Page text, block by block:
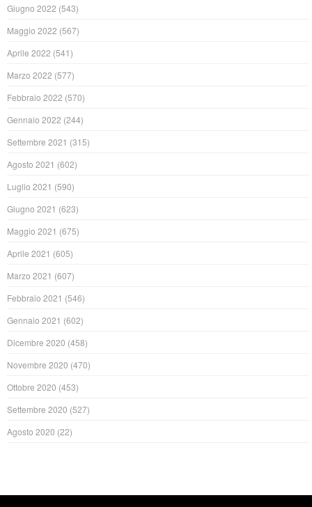
Giugno 2022 (543)
Maggio 2022 (567)
Aprile 2022 (541)
Marzo 2022 (577)
Febbraio 2022 (570)
Gennaio 2022 (244)
Settembre 2021 (315)
Agosto 2021 (602)
Luglio 2021 (590)
Giugno 2021 (623)
Maggio 2021 (675)
Aprile 2021 (605)
Marzo 2021 (607)
Febbraio 2021 (546)
Gennaio 2021 (602)
Dicembre 2020 (458)
Novembre 2020 (470)
Ottobre 2020 (453)
Settembre 2020 (527)
Agosto 2020 (22)